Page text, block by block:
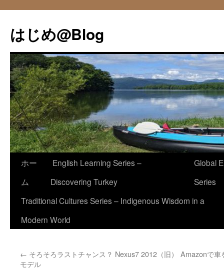
テ
ン
へ
ス
キ
ッ
プ
はじめ@Blog
ホー
ム
English Learning Series –
Discovering Turkey
Global
Series
Traditional Cultures Series – Indigenous Wisdom in a
Modern World
← そろそろラストチャンス？ Nexus7 2012（旧）
モデル
Amazonで車